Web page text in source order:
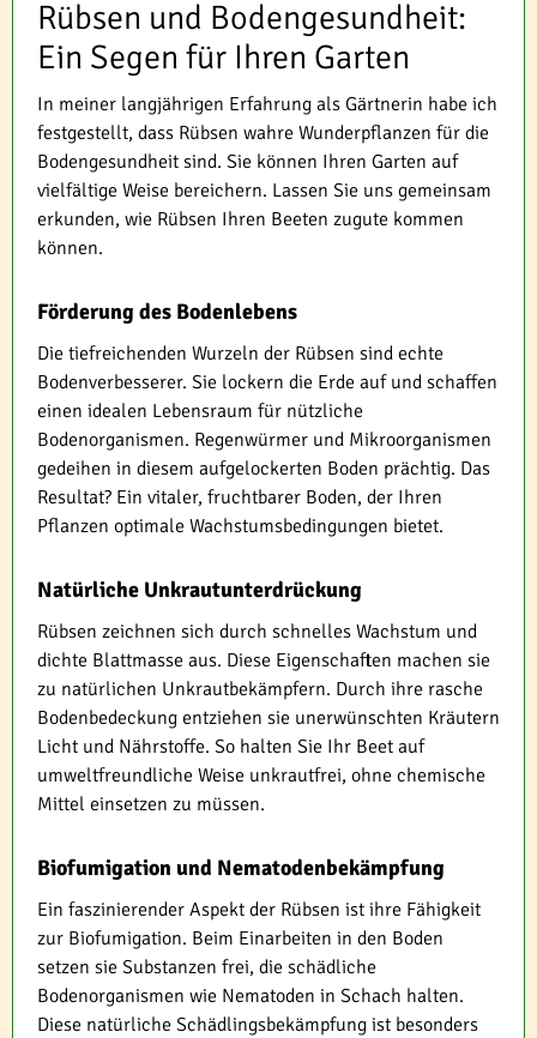
Rübsen und Bodengesundheit:
Ein Segen für Ihren Garten
In meiner langjährigen Erfahrung als Gärtnerin habe ich
festgestellt, dass Rübsen wahre Wunderpflanzen für die
Bodengesundheit sind. Sie können Ihren Garten auf
vielfältige Weise bereichern. Lassen Sie uns gemeinsam
erkunden, wie Rübsen Ihren Beeten zugute kommen
können.
Förderung des Bodenlebens
Die tiefreichenden Wurzeln der Rübsen sind echte
Bodenverbesserer. Sie lockern die Erde auf und schaffen
einen idealen Lebensraum für nützliche
Bodenorganismen. Regenwürmer und Mikroorganismen
gedeihen in diesem aufgelockerten Boden prächtig. Das
Resultat? Ein vitaler, fruchtbarer Boden, der Ihren
Pflanzen optimale Wachstumsbedingungen bietet.
Natürliche Unkrautunterdrückung
Rübsen zeichnen sich durch schnelles Wachstum und
dichte Blattmasse aus. Diese Eigenschaften machen sie
zu natürlichen Unkrautbekämpfern. Durch ihre rasche
Bodenbedeckung entziehen sie unerwünschten Kräutern
Licht und Nährstoffe. So halten Sie Ihr Beet auf
umweltfreundliche Weise unkrautfrei, ohne chemische
Mittel einsetzen zu müssen.
Biofumigation und Nematodenbekämpfung
Ein faszinierender Aspekt der Rübsen ist ihre Fähigkeit
zur Biofumigation. Beim Einarbeiten in den Boden
setzen sie Substanzen frei, die schädliche
Bodenorganismen wie Nematoden in Schach halten.
Diese natürliche Schädlingsbekämpfung ist besonders